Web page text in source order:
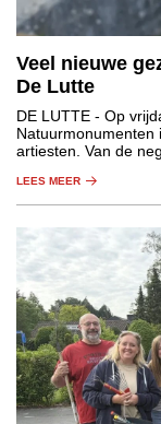
Veel nieuwe
De Lutte
DE LUTTE - Op
Natuurmonumenten
artiesten. Van de
LEES MEER